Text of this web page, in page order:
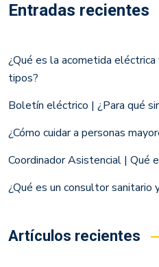
Entradas recientes
¿Qué es la acometida
tipos?
Boletín eléctrico | ¿Para qué
¿Cómo cuidar a personas
Coordinador Asistencial | Qué
¿Qué es un consultor sanitario
Artículos recientes